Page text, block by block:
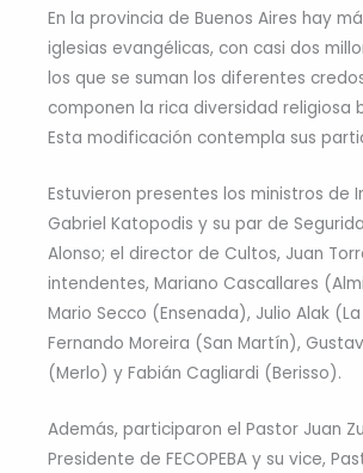
En la provincia de Buenos Aires hay
iglesias evangélicas, con casi dos
los que se suman los diferentes
componen la rica diversidad religiosa
Esta modificación contempla sus
Estuvieron presentes los ministros de
Gabriel Katopodis y su par de
Alonso; el director de Cultos, Juan
intendentes, Mariano Cascallares
Mario Secco (Ensenada), Julio Alak
Fernando Moreira (San Martín),
(Merlo) y Fabián Cagliardi (Berisso).
Además, participaron el Pastor Juan
Presidente de FECOPEBA y su vice,